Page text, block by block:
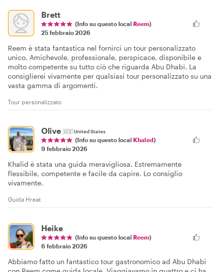
Brett
(Info su questo local Reem)
25 febbraio 2026
Reem è stata fantastica nel fornirci un tour personalizzato
unico. Amichevole, professionale, perspicace, disponibile e
molto competente su tutto ciò che riguarda Abu Dhabi. La
consiglierei vivamente per qualsiasi tour personalizzato su una
vasta gamma di argomenti.
Tour personalizzato
Olive 🇺🇸United States
(Info su questo local Khaled)
9 febbraio 2026
Khalid è stata una guida meravigliosa. Estremamente
flessibile, competente e facile da capire. Lo consiglio
vivamente.
Guida Hreat
Heike
(Info su questo local Reem)
6 febbraio 2026
Abbiamo fatto un fantastico tour gastronomico ad Abu Dhabi